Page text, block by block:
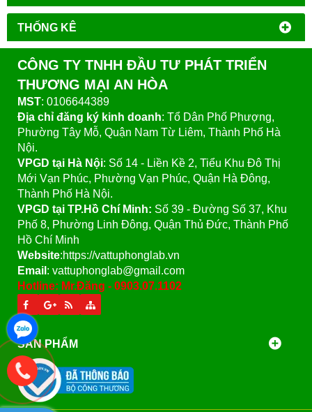
THỐNG KÊ
CÔNG TY TNHH ĐẦU TƯ PHÁT TRIỂN
THƯƠNG MẠI AN HÒA
MST: 0106644389
Địa chỉ đăng ký kinh doanh: Tổ Dân Phố Phượng,
Phường Tây Mỗ, Quận Nam Từ Liêm, Thành Phố Hà
Nội.
VPGD tại Hà Nội: Số 14 - Liền Kề 2, Tiểu Khu Đô Thị
Mới Vạn Phúc, Phường Vạn Phúc, Quận Hà Đông,
Thành Phố Hà Nội.
VPGD tại TP.Hồ Chí Minh: Số 39 - Đường Số 37, Khu
Phố 8, Phường Linh Đông, Quận Thủ Đức, Thành Phố
Hồ Chí Minh
Website:https://vattuphonglab.vn
Email : vattuphonglab@gmail.com
Hotline: Mr.Đăng - 0903.07.1102
SẢN PHẨM